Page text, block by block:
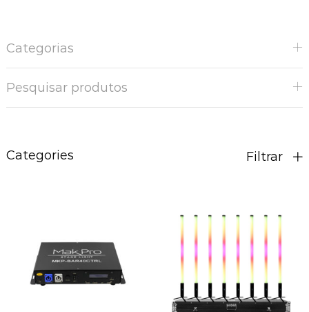
Categorias
Pesquisar produtos
Categories Filtrar